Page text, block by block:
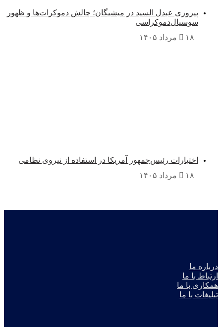
پیروزی عبدل السید در میشیگان؛ چالش دموکرات‌ها و ظهور
سوسیال‌دموکراسی
اختیارات رئیس‌جمهور آمریکا در استفاده از نیروی نظامی
ما
با ما
با ما
با ما